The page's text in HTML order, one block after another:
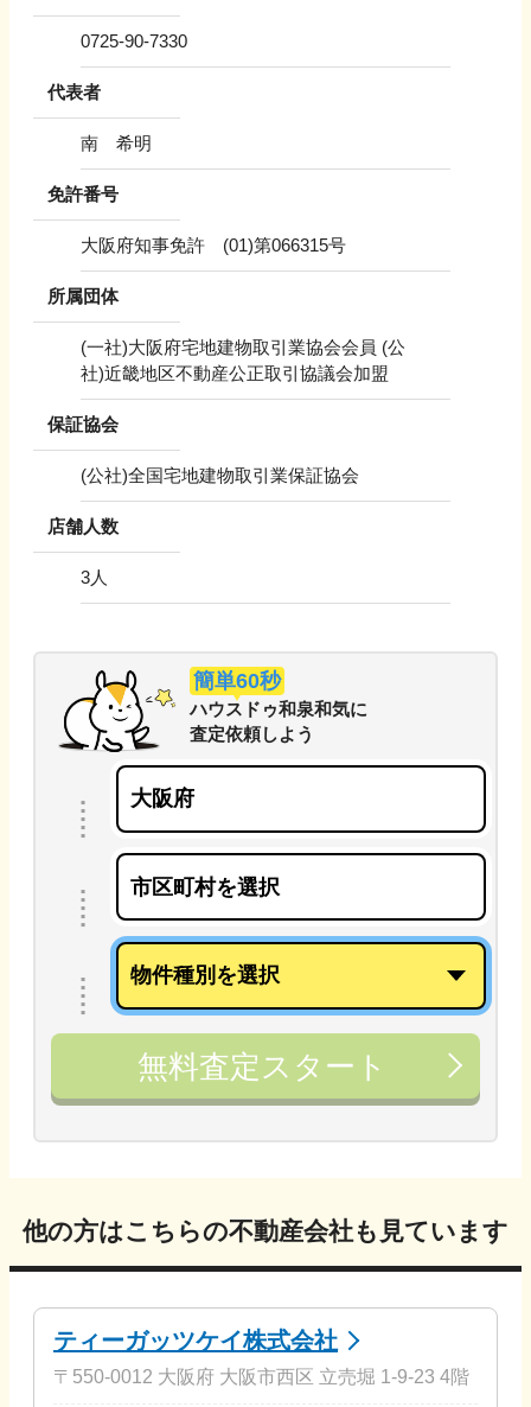
0725-90-7330
代表者
南 希明
免許番号
大阪府知事免許 (01)第066315号
所属団体
(一社)大阪府宅地建物取引業協会会員 (公
社)近畿地区不動産公正取引協議会加盟
保証協会
(公社)全国宅地建物取引業保証協会
店舗人数
3人
簡単60秒
ハウスドゥ和泉和気に
査定依頼しよう
無料査定スタート
他の方はこちらの不動産会社も見ています
ティーガッツケイ株式会社
〒550-0012 大阪府 大阪市西区 立売堀 1-9-23 4階